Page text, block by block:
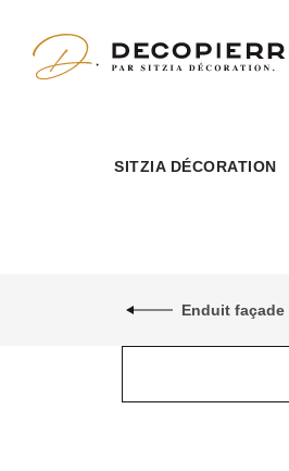
SITZIA DÉCORATION
Enduit façade